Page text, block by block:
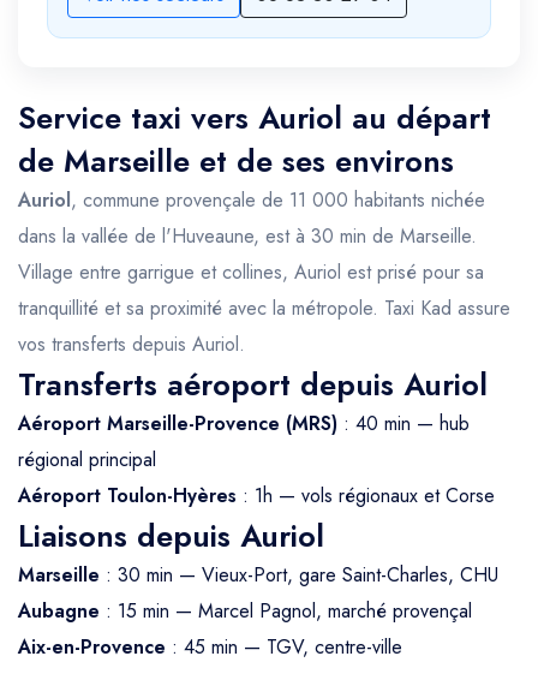
Service taxi vers Auriol au départ
de Marseille et de ses environs
Auriol, commune provençale de 11 000 habitants nichée
dans la vallée de l'Huveaune, est à 30 min de Marseille.
Village entre garrigue et collines, Auriol est prisé pour sa
tranquillité et sa proximité avec la métropole. Taxi Kad assure
vos transferts depuis Auriol.
Transferts aéroport depuis Auriol
Aéroport Marseille-Provence (MRS) : 40 min — hub
régional principal
Aéroport Toulon-Hyères : 1h — vols régionaux et Corse
Liaisons depuis Auriol
Marseille : 30 min — Vieux-Port, gare Saint-Charles, CHU
Aubagne : 15 min — Marcel Pagnol, marché provençal
Aix-en-Provence : 45 min — TGV, centre-ville